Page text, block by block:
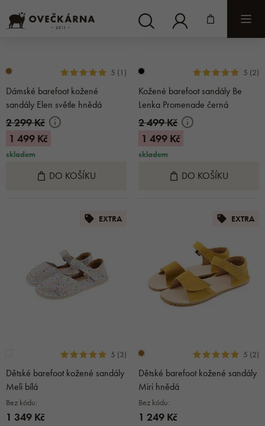
5 (1)
Dámské barefoot kožené
sandály Elen světle hnědá
2 299 Kč
1 499 Kč
skladem
DO KOŠÍKU
5 (2)
Kožené barefoot sandály Be
Lenka Promenade černá
2 499 Kč
1 499 Kč
skladem
DO KOŠÍKU
EXTRA
5 (3)
Dětské barefoot kožené sandály
Meli bílá
Bez kódu:
1 349 Kč
EXTRA
5 (2)
Dětské barefoot kožené sandály
Miri hnědá
Bez kódu:
1 249 Kč